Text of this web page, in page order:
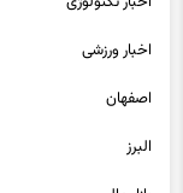
اخبار ورزشی
اصفهان
البرز
بازار مالی